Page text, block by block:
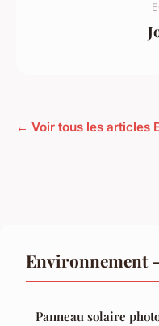
← Voir tous les articles
Environnement
Panneau solaire